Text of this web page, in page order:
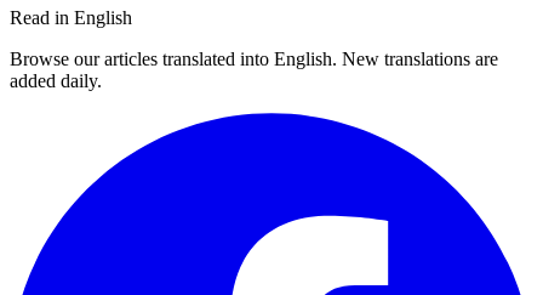
Read in English
Browse our articles translated into English. New translations are
added daily.